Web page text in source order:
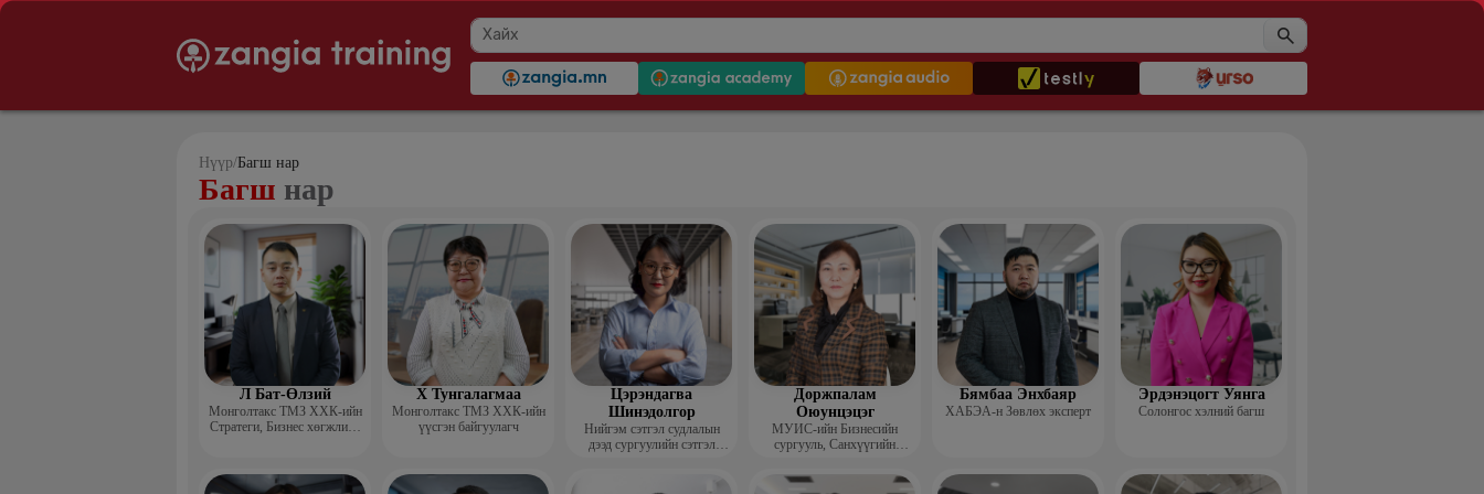
Нүүр/Багш нар
Багш нар
Л Бат-Өлзий
Монголтакс ТМЗ ХХК-ийн
Стратеги, Бизнес хөгжлийн
Х Тунгалагмаа
Монголтакс ТМЗ ХХК-ийн
үүсгэн байгуулагч
Цэрэндагва
Шинэдолгор
Нийгэм сэтгэл судлалын
дээд сургуулийн сэтгэл
Доржпалам
Оюунцэцэг
МУИС-ийн Бизнесийн
сургууль, Санхүүгийн
Бямбаа Энхбаяр
ХАБЭА-н Зөвлөх эксперт
Эрдэнэцогт Уянга
Солонгос хэлний багш